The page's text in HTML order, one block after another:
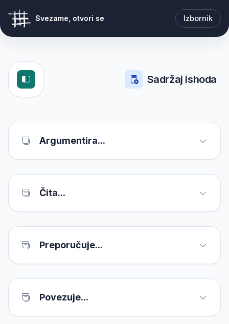
Svezame, otvori se Izbornik
Sadržaj ishoda
Argumentira...
Čita...
Preporučuje...
Povezuje...